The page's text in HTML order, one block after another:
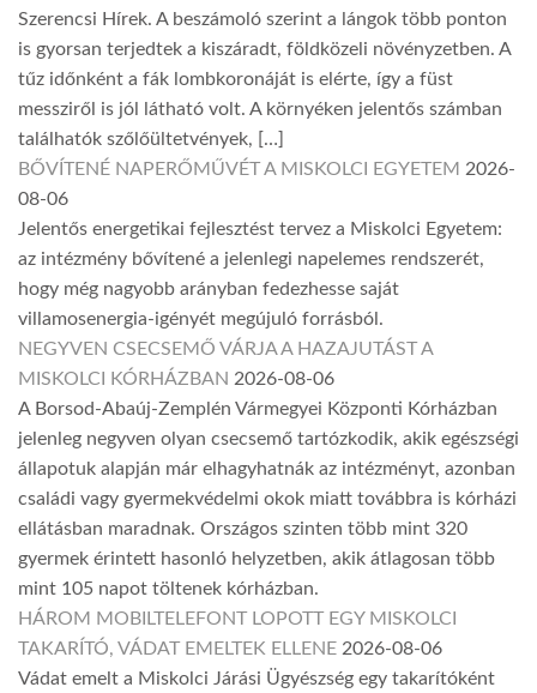
Szerencsi Hírek. A beszámoló szerint a lángok több ponton
is gyorsan terjedtek a kiszáradt, földközeli növényzetben. A
tűz időnként a fák lombkoronáját is elérte, így a füst
messziről is jól látható volt. A környéken jelentős számban
találhatók szőlőültetvények, […]
BŐVÍTENÉ NAPERŐMŰVÉT A MISKOLCI EGYETEM 2026-
08-06
Jelentős energetikai fejlesztést tervez a Miskolci Egyetem:
az intézmény bővítené a jelenlegi napelemes rendszerét,
hogy még nagyobb arányban fedezhesse saját
villamosenergia-igényét megújuló forrásból.
NEGYVEN CSECSEMŐ VÁRJA A HAZAJUTÁST A
MISKOLCI KÓRHÁZBAN 2026-08-06
A Borsod-Abaúj-Zemplén Vármegyei Központi Kórházban
jelenleg negyven olyan csecsemő tartózkodik, akik egészségi
állapotuk alapján már elhagyhatnák az intézményt, azonban
családi vagy gyermekvédelmi okok miatt továbbra is kórházi
ellátásban maradnak. Országos szinten több mint 320
gyermek érintett hasonló helyzetben, akik átlagosan több
mint 105 napot töltenek kórházban.
HÁROM MOBILTELEFONT LOPOTT EGY MISKOLCI
TAKARÍTÓ, VÁDAT EMELTEK ELLENE 2026-08-06
Vádat emelt a Miskolci Járási Ügyészség egy takarítóként